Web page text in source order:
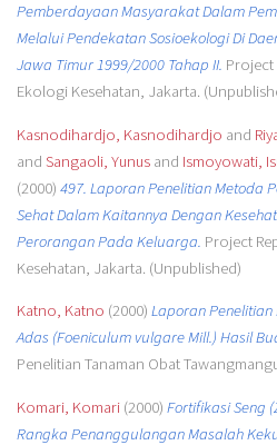
Pemberdayaan Masyarakat Dalam
Melalui Pendekatan Sosioekologi Di
Jawa Timur 1999/2000 Tahap II. Project
Ekologi Kesehatan, Jakarta.
Kasnodihardjo, Kasnodihardjo and
and Sangaoli, Yunusand Ismoyowati,
(2000) 497. Laporan Penelitian Metoda
Sehat Dalam Kaitannya Dengan
Perorangan Pada Keluarga. Project
Kesehatan, Jakarta. (Unpublished)
Katno, Katno (2000) Laporan
Adas (Foeniculum vulgare Mill.) Hasil
Penelitian Tanaman Obat
Komari, Komari(2000) Fortifikasi Seng
Rangka Penanggulangan Masalah